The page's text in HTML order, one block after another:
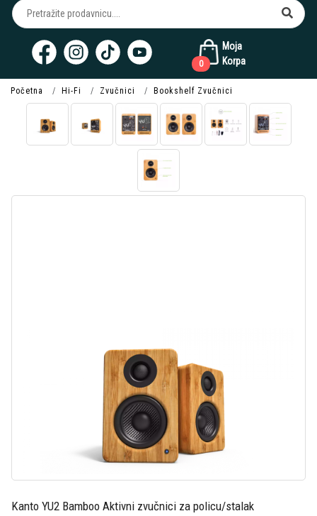
Moja
Korpa
0
Početna Hi-Fi Zvučnici Bookshelf Zvučnici
Kanto YU2 Bamboo Aktivni zvučnici za policu/stalak